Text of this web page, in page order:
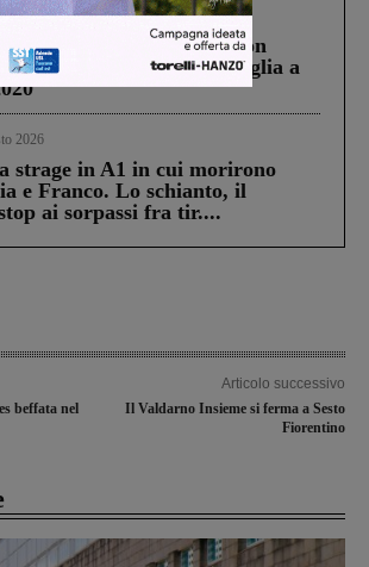
2026
una struttura di Castiglion
che aveva ucciso la figlia a
2026
strage in A1 in cui morirono
e Franco. Lo schianto, il
ai sorpassi fra tir....
beffata nel
Articolo successivo
Il Valdarno Insieme si ferma a Sesto
Fiorentino